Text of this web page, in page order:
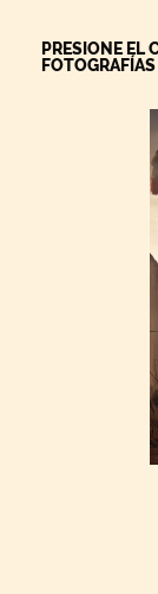
PRESIONE EL
FOTOGRAFÍAS